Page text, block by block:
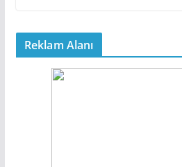
Reklam Alanı